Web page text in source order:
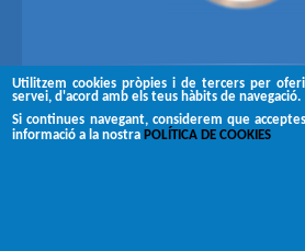
Utilitzem cookies pròpies i de tercers per
servei, d'acord amb els teus hàbits de navegació.
Si continues navegant, considerem que
informació a la nostra POLÍTICA DE COOKIES
Segueix-nos a